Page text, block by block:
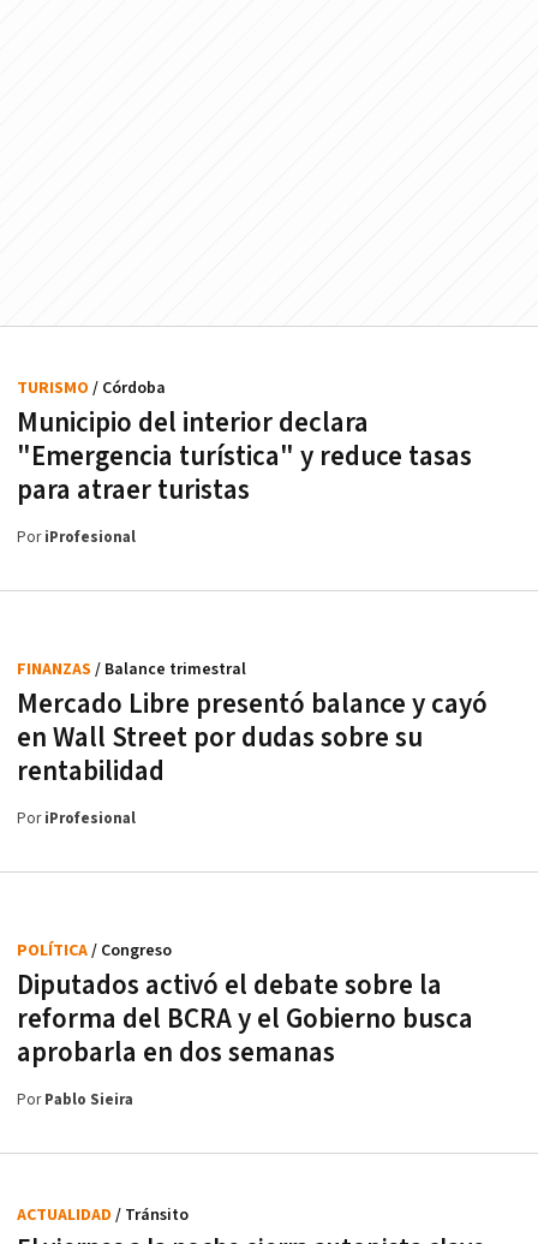
Municipio del interior declara
"Emergencia turística" y reduce tasas
para atraer turistas
TURISMO / Córdoba
PoriProfesional
Mercado Libre presentó balance y cayó
en Wall Street por dudas sobre su
rentabilidad
FINANZAS / Balance trimestral
PoriProfesional
Diputados activó el debate sobre la
reforma del BCRA y el Gobierno busca
aprobarla en dos semanas
POLÍTICA/ Congreso
PorPablo Sieira
ACTUALIDAD / Tránsito